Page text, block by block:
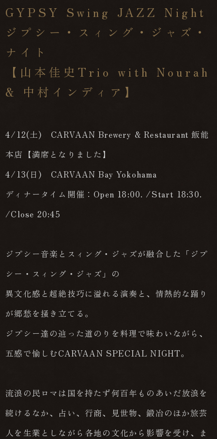
GYPSY Swing JAZZ Night
ジプシー・スィング・ジャズ・
ナイト
【山本佳史Trio with Nourah
& 中村インディア】
4/12(土) CARVAAN Brewery & Restaurant 飯能
本店【満席となりました】
4/13(日) CARVAAN Bay Yokohama
ディナータイム開催：Open 18:00. /Start 18:30.
/Close 20:45
ジプシー音楽とスィング・ジャズが融合した「ジプ
シー・スィング・ジャズ」の
異文化感と超絶技巧に溢れる演奏と、情熱的な踊り
が郷愁を掻き立てる。
ジプシー達の辿った道のりを料理で味わいながら、
五感で愉しむCARVAAN SPECIAL NIGHT。
流浪の民ロマは国を持たず何百年ものあいだ放浪を
続けるなか、占い、行商、見世物、鍛冶のほか旅芸
人を生業としながら各地の文化から影響を受け、ま